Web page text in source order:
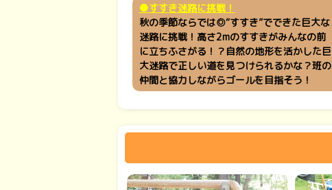
●すすき迷路に挑戦！
秋の季節ならでは◎“すすき”でできた巨大な
迷路に挑戦！高さ2mのすすきがみんなの前
に立ちふさがる！？自然の地形を活かした巨
大迷路で正しい道を見つけられるかな？班の
仲間と協力しながらゴールを目指そう！